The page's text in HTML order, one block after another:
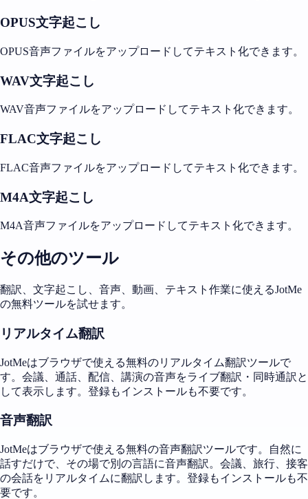
OPUS文字起こし
OPUS音声ファイルをアップロードしてテキスト化できます。
WAV文字起こし
WAV音声ファイルをアップロードしてテキスト化できます。
FLAC文字起こし
FLAC音声ファイルをアップロードしてテキスト化できます。
M4A文字起こし
M4A音声ファイルをアップロードしてテキスト化できます。
その他のツール
翻訳、文字起こし、音声、動画、テキスト作業に使えるJotMe
の無料ツールを試せます。
リアルタイム翻訳
JotMeはブラウザで使える無料のリアルタイム翻訳ツールで
す。会議、通話、配信、講演の音声をライブ翻訳・同時通訳と
して表示します。登録もインストールも不要です。
音声翻訳
JotMeはブラウザで使える無料の音声翻訳ツールです。自然に
話すだけで、その場で別の言語に音声翻訳。会議、旅行、接客
の会話をリアルタイムに翻訳します。登録もインストールも不
要です。